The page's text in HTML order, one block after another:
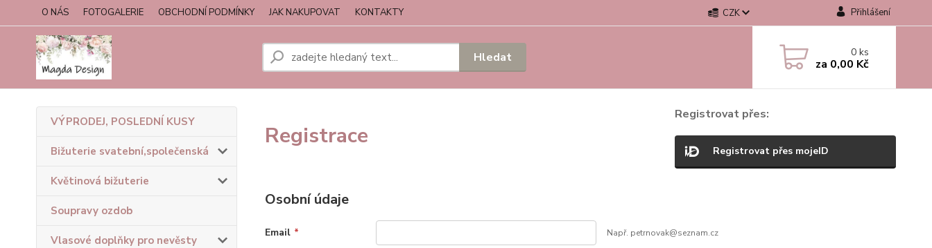
O NÁS FOTOGALERIE OBCHODNÍ PODMÍNKY JAK NAKUPOVAT KONTAKTY CZK Přihlášení
Hledat 0ks
za 0,00 Kč
VÝPRODEJ, POSLEDNÍ KUSY
Bižuterie svatební,společenská
Květinová bižuterie
Soupravy ozdob
Vlasové doplňky pro nevěsty
Registrace
Registrovat přes:
Registrovat přes mojeID
Osobní údaje
Email * Např. petrnovak@seznam.cz